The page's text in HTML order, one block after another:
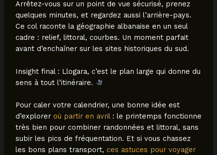
Arrêtez-vous sur un point de vue sécurisé, prenez
quelques minutes, et regardez aussi l’arrière-pays.
Ce col raconte la géographie albanaise en un seul
cadre : relief, littoral, courbes. Un moment parfait
avant d’enchaîner sur les sites historiques du sud.
Insight final : Llogara, c’est le plan large qui donne du
sens à tout l’itinéraire.
Pour caler votre calendrier, une bonne idée est
d’explorer où partir en avril: le printemps fonctionne
très bien pour combiner randonnées et littoral, sans
subir les pics de fréquentation. Et si vous chassez
les bons plans transport, ces astuces pour voyager